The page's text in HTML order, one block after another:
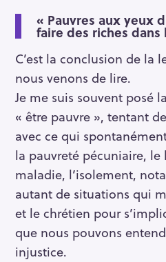
« Pauvres aux yeux
faire des riches dans
C’est la conclusion de la
nous venons de lire.
Je me suis souvent posé
« être pauvre », tentant
avec ce qui
la pauvreté pécuniaire,
maladie, l’isolement,
autant de situations qui
et le chrétien pour
que nous pouvons
injustice.